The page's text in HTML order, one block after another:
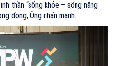
thần “sống khỏe – sống năng
đồng, Ông nhấn mạnh.